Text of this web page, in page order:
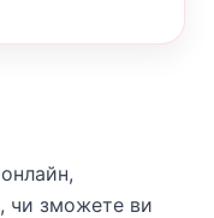
онлайн,
чи зможете ви